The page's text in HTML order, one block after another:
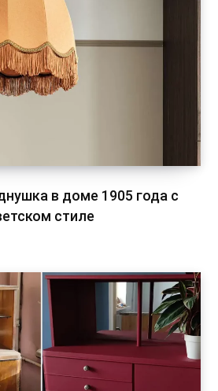
в доме 1905 года с
стиле